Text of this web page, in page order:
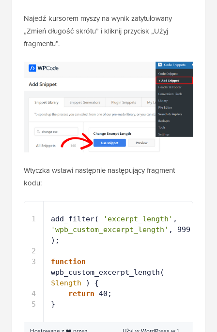
Najedź kursorem myszy na wynik zatytułowany
„Zmień długość skrótu” i kliknij przycisk „Użyj
fragmentu”.
Wtyczka wstawi następnie następujący fragment
kodu:
1
2
3
4
5
add_filter( 'excerpt_length'
'wpb_custom_excerpt_length' , 999
);
function
$length
) {
return 40;
}